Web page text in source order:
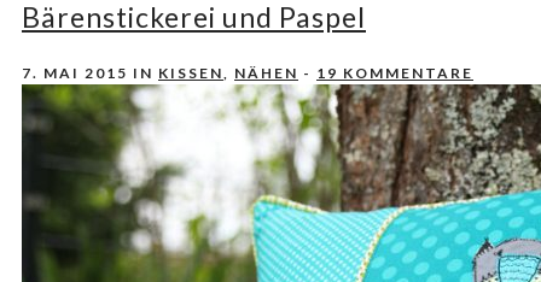
Bärenstickerei und Paspel
7. MAI 2015 IN KISSEN NÄHEN - 19 KOMMENTARE